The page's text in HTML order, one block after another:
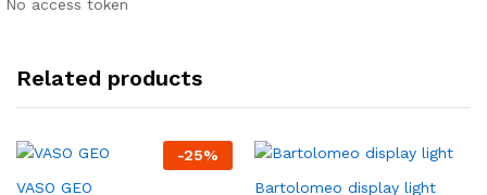
No access token
Related products
-25%
VASO GEO
Bartolomeo display light